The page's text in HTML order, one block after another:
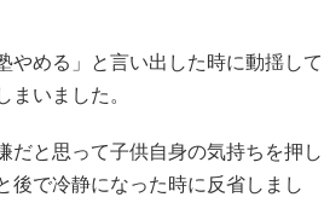
やめる」と言い出した時に動揺して
いました。
だと思って子供自身の気持ちを押し
後で冷静になった時に反省しまし